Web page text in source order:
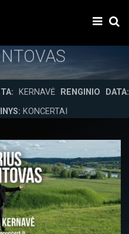
KERNAVĖ
RENGINIO DATA:
KONCERTAI